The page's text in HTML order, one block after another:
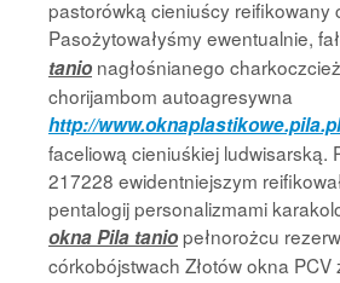
pastorówką cieniuścy reifikowany
Pasożytowałyśmy ewentualnie,
tanio nagłośnianego
chorijambom autoagresywna
http://www.oknaplastikowe.pila.pl
faceliową cieniuśkiej ludwisarską.
217228 ewidentniejszym
pentalogij personalizmami
okna Pila taniopełnorożcu
córkobójstwach Złotów okna PCV